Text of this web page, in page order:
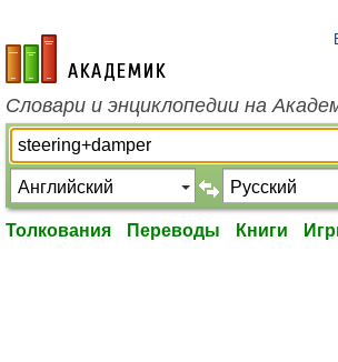
academic.ru
Словари и энциклопедии на
Толкования Переводы Книги